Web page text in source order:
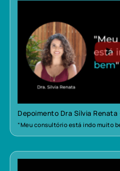
Depoimento Dra Sílvia
“Meu consultório está indo muito